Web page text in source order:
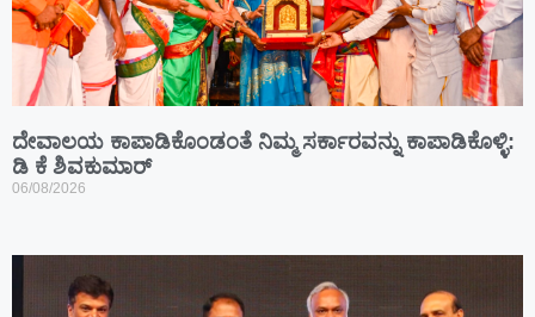
ದೇವಾಲಯ ಕಾಪಾಡಿಕೊಂಡಂತೆ ನಿಮ್ಮ ಸರ್ಕಾರವನ್ನು ಕಾಪಾಡಿಕೊಳ್ಳಿ:
ಡಿ ಕೆ ಶಿವಕುಮಾರ್
06/08/2026